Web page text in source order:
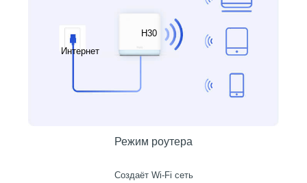
Интернет
H30
Режим роутера
Создаёт Wi-Fi сеть